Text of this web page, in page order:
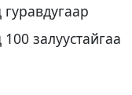
залуустайгаа